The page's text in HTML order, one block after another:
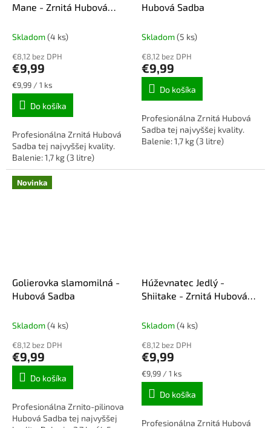
Mane - Zrnitá Hubová
Skladom(4 ks)
€8,12 bez DPH
€9,99
Jednotková
cena:
€9,99 / 1 ks
Do košíka
Profesionálna Zrnitá Hubová
Sadba tej najvyššej kvality.
Balenie: 1,7 kg (3 litre)
Hubová Sadba
Skladom(5 ks)
€8,12 bez DPH
€9,99
Do košíka
Profesionálna Zrnitá Hubová
Sadba tej najvyššej kvality.
Balenie: 1,7 kg (3 litre)
Novinka
Golierovka slamomilná -
Hubová Sadba
Skladom(4 ks)
€8,12 bez DPH
€9,99
Do košíka
Profesionálna Zrnito-pilinova
Hubová Sadba tej najvyššej
Húževnatec Jedlý -
Shiitake - Zrnitá Hubová
Skladom(4 ks)
€8,12 bez DPH
€9,99
Jednotková
cena:
€9,99 / 1 ks
Do košíka
Profesionálna Zrnitá Hubová